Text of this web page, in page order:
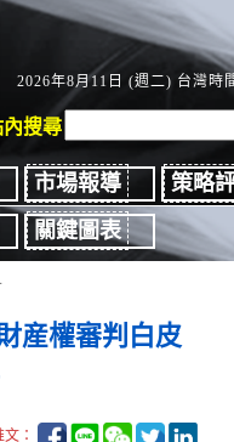
2026年8月11日 (週二) 台灣時
內搜尋
市場報導
策略
關鍵圖表
産權審判白皮
文：